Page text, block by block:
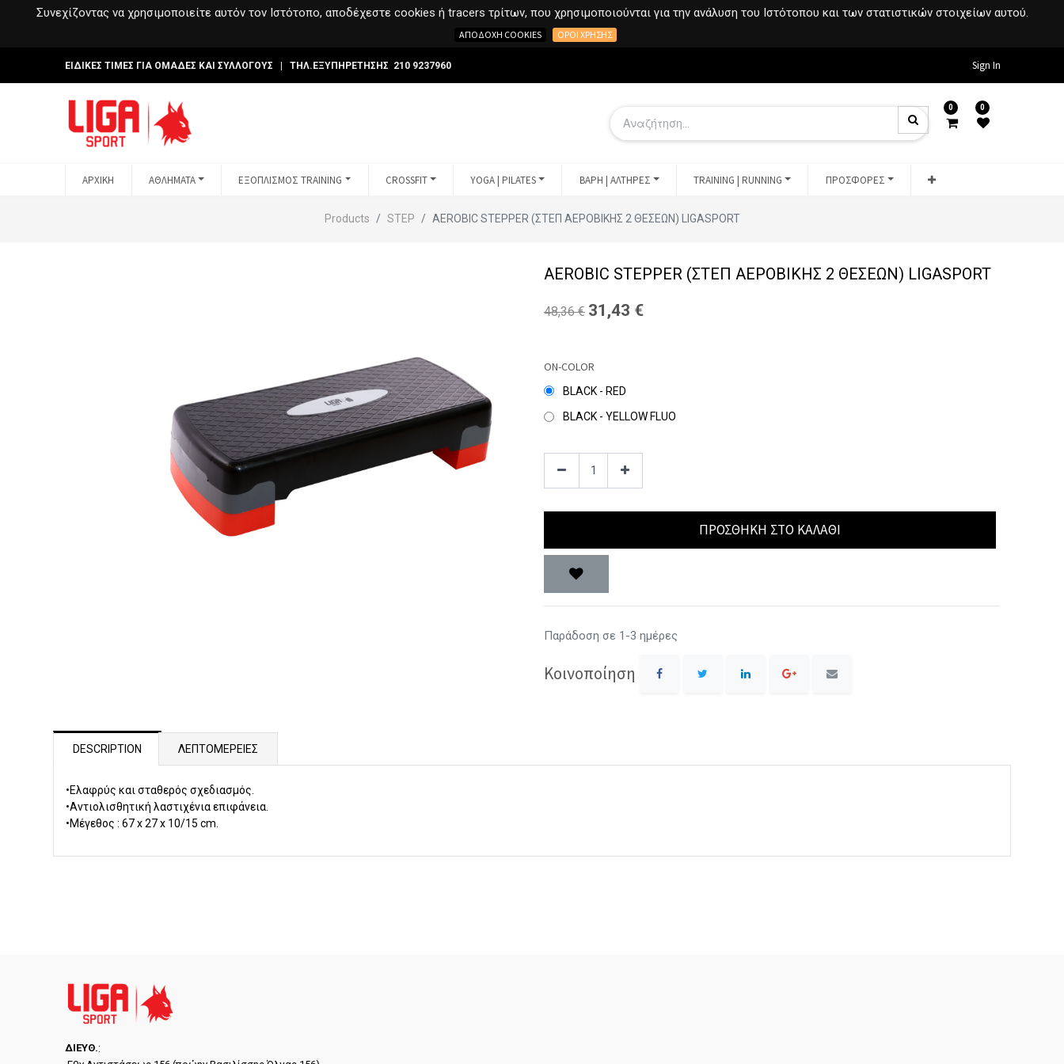
Συνεχίζοντας να χρησιμοποιείτε αυτόν τον Ιστότοπο, αποδέχεστε cookies ή tracers τρίτων, που χρησιμοποιούνται για την ανάλυση του Ιστότοπου και των στατιστικών στοιχείων αυτού.
ΑΠΟΔΟΧΉ COOKIES ΌΡΟΙ ΧΡΉΣΗΣ
ΕΙΔΙΚΕΣ ΤΙΜΕΣ ΓΙΑ ΟΜΑΔΕΣ ΚΑΙ ΣΥΛΛΟΓΟΥΣ | ΤΗΛ.ΕΞΥΠΗΡΕΤΗΣΗΣ 210 9237960 Sign In
0 0
ΑΡΧΙΚΗ ΑΘΛΗΜΑΤΑ ΕΞΟΠΛΙΣΜΟΣ TRAINING CROSSFIT YOGA | PILATES ΒΑΡΗ | ΑΛΤΗΡΕΣ TRAINING | RUNNING ΠΡΟΣΦΟΡΕΣ
Products STEP AEROBIC STEPPER (ΣΤΕΠ ΑΕΡΟΒΙΚΗΣ 2 ΘΕΣΕΩΝ) LIGASPORT
AEROBIC STEPPER (ΣΤΕΠ ΑΕΡΟΒΙΚΗΣ 2 ΘΕΣΕΩΝ) LIGASPORT
48,36€ 31,43 €
ON-COLOR
BLACK - RED
BLACK - YELLOW FLUO
ΠΡΟΣΘΉΚΗ ΣΤΟ ΚΑΛΆΘΙ
Παράδοση σε 1-3 ημέρες
Κοινοποίηση
DESCRIPTION ΛΕΠΤΟΜΕΡΕΙΕΣ
•Ελαφρύς και σταθερός σχεδιασμός.
•Αντιολισθητική λαστιχένια επιφάνεια.
•Μέγεθος : 67 x 27 x 10/15 cm.
ΔΙΕYΘ.: